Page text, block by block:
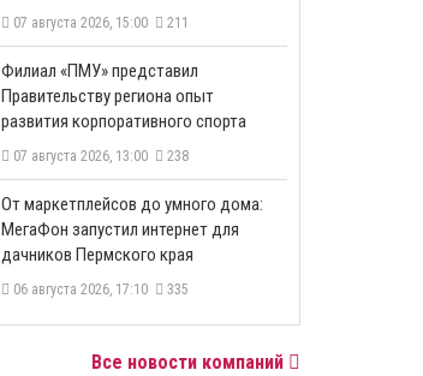
07 августа 2026, 15:00 211
​Филиал «ПМУ» представил
Правительству региона опыт
развития корпоративного спорта
07 августа 2026, 13:00 238
От маркетплейсов до умного дома:
МегаФон запустил интернет для
дачников Пермского края
06 августа 2026, 17:10 335
Все новости компаний